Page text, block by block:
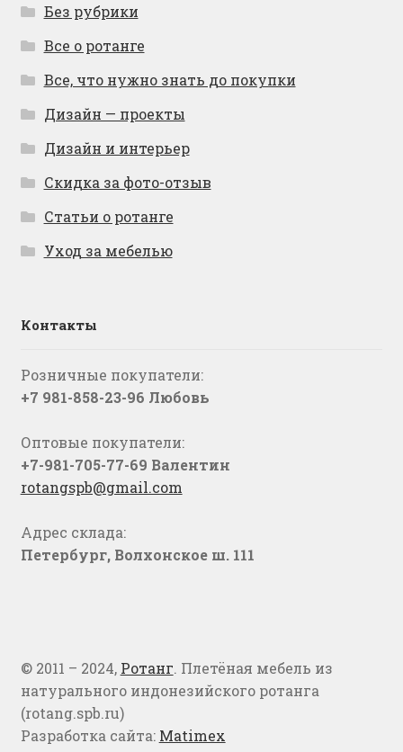
Без рубрики
Все о ротанге
Все, что нужно знать до покупки
Дизайн — проекты
Дизайн и интерьер
Скидка за фото-отзыв
Статьи о ротанге
Уход за мебелью
Контакты
Розничные покупатели:
+7 981-858-23-96 Любовь
Оптовые покупатели:
+7-981-705-77-69 Валентин
rotangspb@gmail.com
Адрес склада:
Петербург, Волхонское ш. 111
© 2011 – 2024, Ротанг. Плетёная мебель из
натурального индонезийского ротанга
(rotang.spb.ru)
Разработка сайта: Matimex